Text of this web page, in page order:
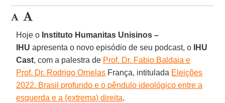
Hoje o Instituto Humanitas Unisinos –
IHU apresenta o novo episódio de seu podcast, o
IHU
Cast, com a palestra de Prof. Dr. Fabio Baldaia e
Prof. Dr. Rodrigo Ornelas França, intitulada Eleições
2022. Brasil profundo e o pêndulo ideológico entre a
esquerda e a (extrema) direita.